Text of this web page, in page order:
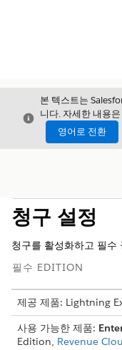
닫기
본 텍스트는
니다. 자세한 내용은
영어로 전환
청구 설정
청구를 활성화하고 필수
필수 EDITION
제공 제품: Lightning
사용 가능한 제품:
Edition, Revenue